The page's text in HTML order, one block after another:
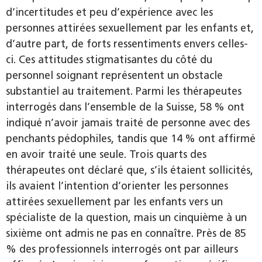
d’incertitudes et peu d’expérience avec les
personnes attirées sexuellement par les enfants et,
d’autre part, de forts ressentiments envers celles-
ci. Ces attitudes stigmatisantes du côté du
personnel soignant représentent un obstacle
substantiel au traitement. Parmi les thérapeutes
interrogés dans l’ensemble de la Suisse, 58 % ont
indiqué n’avoir jamais traité de personne avec des
penchants pédophiles, tandis que 14 % ont affirmé
en avoir traité une seule. Trois quarts des
thérapeutes ont déclaré que, s’ils étaient sollicités,
ils avaient l’intention d’orienter les personnes
attirées sexuellement par les enfants vers un
spécialiste de la question, mais un cinquième à un
sixième ont admis ne pas en connaître. Près de 85
% des professionnels interrogés ont par ailleurs